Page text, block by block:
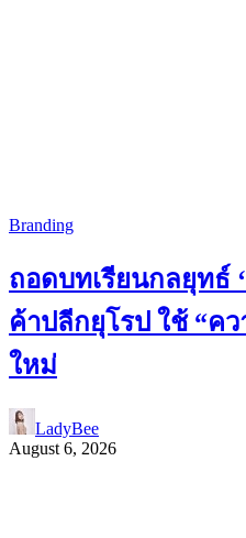
Branding
ถอดบทเรียนกลยุทธ์
ค้าปลีกยุโรป ใช้ “คว
ใหม่
LadyBee
August 6, 2026